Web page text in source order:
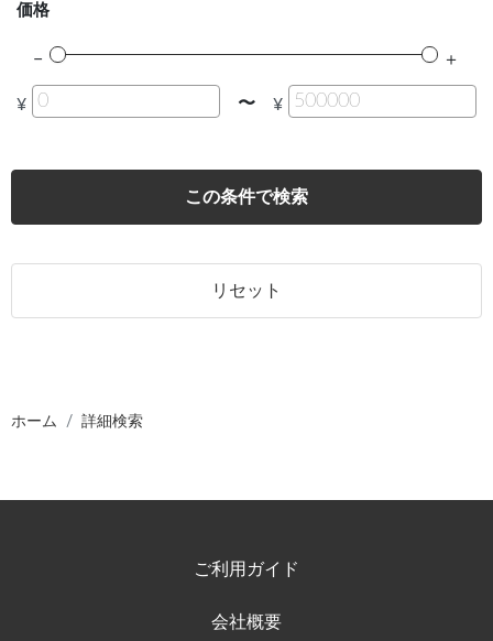
価格
¥ 〜 ¥
この条件で検索
リセット
ホーム 詳細検索
ご利用ガイド
会社概要